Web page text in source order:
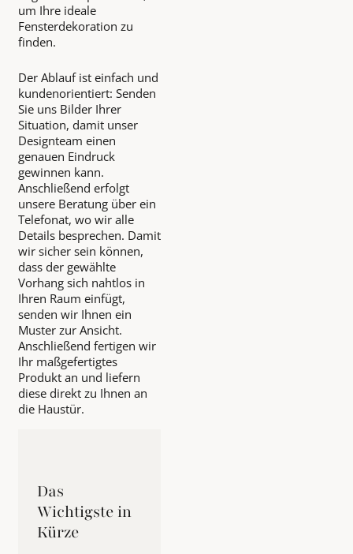
um Ihre ideale
Fensterdekoration zu
finden.
Der Ablauf ist einfach und
kundenorientiert: Senden
Sie uns Bilder Ihrer
Situation, damit unser
Designteam einen
genauen Eindruck
gewinnen kann.
Anschließend erfolgt
unsere Beratung über ein
Telefonat, wo wir alle
Details besprechen. Damit
wir sicher sein können,
dass der gewählte
Vorhang sich nahtlos in
Ihren Raum einfügt,
senden wir Ihnen ein
Muster zur Ansicht.
Anschließend fertigen wir
Ihr maßgefertigtes
Produkt an und liefern
diese direkt zu Ihnen an
die Haustür.
Das
Wichtigste in
Kürze